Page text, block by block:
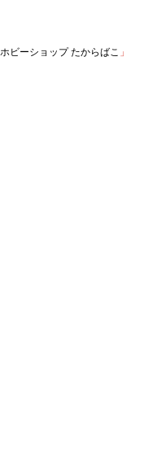
ホビーショップ たからばこ 」